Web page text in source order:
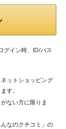
グイン時、ID/パス
ットショッピング
す。
ない方に限りま
なのクチコミ」の